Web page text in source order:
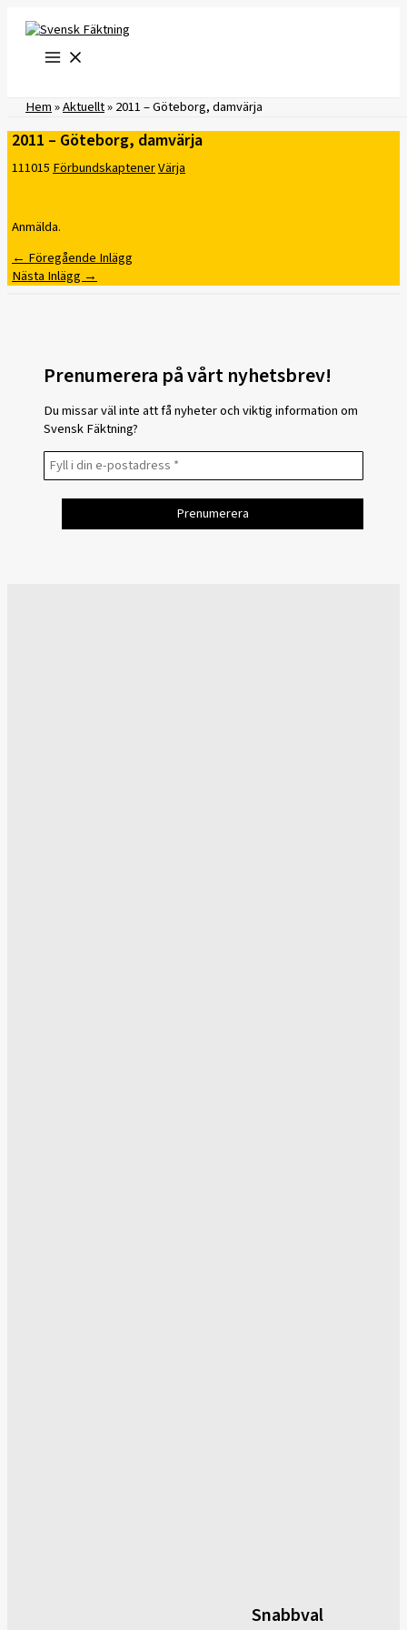
innehåll
Hem»Aktuellt»2011 – Göteborg, damvärja
2011 – Göteborg, damvärja
111015FörbundskaptenerVärja
Anmälda.
←Föregående Inlägg
Nästa Inlägg→
Prenumerera på vårt nyhetsbrev!
Du missar väl inte att få nyheter och viktig information om
Svensk Fäktning?
Snabbval